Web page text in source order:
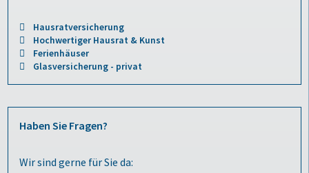
Hausratversicherung
Hochwertiger Hausrat & Kunst
Ferienhäuser
Glasversicherung - privat
Haben Sie Fragen?
Wir sind gerne für Sie da: